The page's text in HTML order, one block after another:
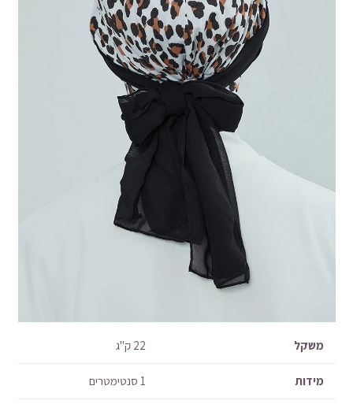
משקל 22 ק"ג
מידות 1 סנטימטרים